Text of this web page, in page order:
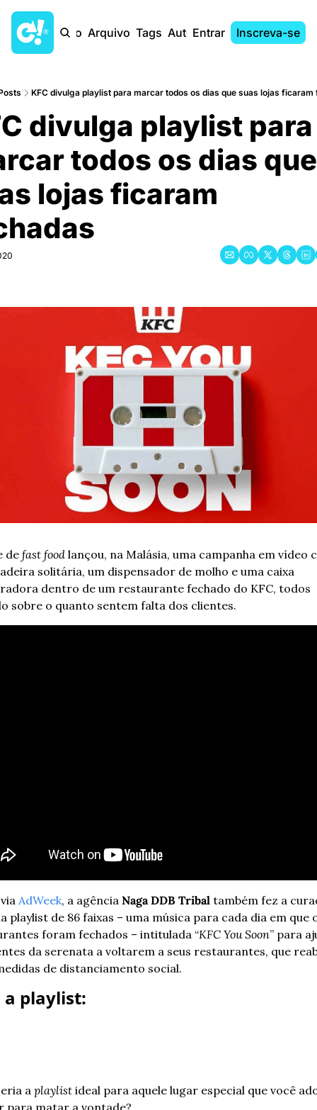
Início Arquivo Tags AutoresEntrar Inscreva-se
KFC divulga playlist para marcar todos os dias que suas lojas ficaram
divulga playlist para
todos os dias que
lojas ficaram
de fast food lançou, na Malásia, uma campanha em vídeo
solitária, um dispensador de molho e uma caixa
dentro de um restaurante fechado do KFC, todos
sobre o quanto sentem falta dos clientes.
AdWeek, a agência Naga DDB Tribal também fez a
playlist de 86 faixas – uma música para cada dia em que
foram fechados – intitulada “KFC You Soon” para
da serenata a voltarem a seus restaurantes, que
de distanciamento social.
a playlist:
a playlist ideal para aquele lugar especial que você
para matar a vontade?